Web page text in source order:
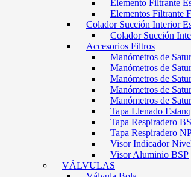
Elemento Filtrante
Elementos Filtrante
Colador Succión Interior
Colador Succión
Accesorios Filtros
Manómetros de
Manómetros de
Manómetros de
Manómetros de
Manómetros de
Tapa Llenado
Tapa Respiradero
Tapa Respiradero
Visor Indicador
Visor Aluminio BSP
VÁLVULAS